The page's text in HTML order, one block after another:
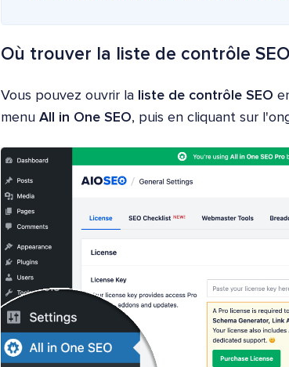
Où trouver la liste de contrôle SEO
Vous pouvez ouvrir la liste de contrôle SEO
menu All in One SEO, puis en cliquant sur